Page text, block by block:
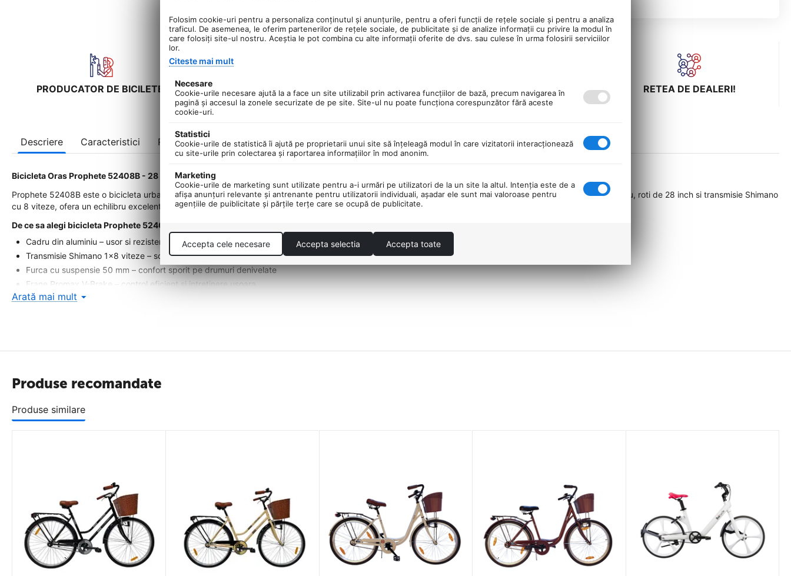
PRODUCATOR DE BICILETE!
UNIC IMPORTATOR DE PESTE 30
DE BRANDURI!
DESCHIDEREA COLETULUI LA
LIVRARE!
RETEA DE DEALERI!
Descriere Caracteristici Recenzii
Bicicleta Oras Prophete 52408B - 28 Inch
Prophete 52408B este o bicicleta urbana moderna si confortabila, proiectata pentru deplasari zilnice eficiente si plimbari relaxate prin oras. Cu cadru din aluminiu, roti de 28 inch si transmisie Shimano
cu 8 viteze, ofera un echilibru excelent intre confort, control si fiabilitate pentru utilizarea urbana.
De ce sa alegi bicicleta Prophete 52408B?
Cadru din aluminiu – usor si rezistent pentru utilizare zilnica
Transmisie Shimano 1x8 viteze – schimbari line si eficiente
Furca cu suspensie 50 mm – confort sporit pe drumuri denivelate
Frane Promax V-Brake – control eficient si intretinere usoara
Echipare completa: portbagaj, cric si aparatori
Arată mai mult
Produse recomandate
Produse similare
Folosim cookie-uri pentru a personaliza conținutul și anunțurile, pentru a oferi funcții de rețele sociale și pentru a analiza
traficul. De asemenea, le oferim partenerilor de rețele sociale, de publicitate și de analize informații cu privire la modul în
care folosiți site-ul nostru. Aceștia le pot combina cu alte informații oferite de dvs. sau culese în urma folosirii serviciilor
lor.
Citeste mai mult
Necesare
Cookie-urile necesare ajută la a face un site utilizabil prin activarea funcţiilor de bază, precum navigarea în
pagină şi accesul la zonele securizate de pe site. Site-ul nu poate funcţiona corespunzător fără aceste
cookie-uri.
Statistici
Cookie-urile de statistică îi ajută pe proprietarii unui site să înţeleagă modul în care vizitatorii interacţionează
cu site-urile prin colectarea şi raportarea informaţiilor în mod anonim.
Marketing
Cookie-urile de marketing sunt utilizate pentru a-i urmări pe utilizatori de la un site la altul. Intenţia este de a
afişa anunţuri relevante şi antrenante pentru utilizatorii individuali, aşadar ele sunt mai valoroase pentru
agenţiile de puiblicitate şi părţile terţe care se ocupă de publicitate.
Accepta cele necesare Accepta selectia Accepta toate